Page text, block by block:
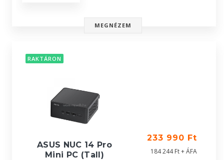
MEGNÉZEM
RAKTÁRON
ASUS NUC 14 Pro
Mini PC (Tall)
233 990 Ft
184 244 Ft + ÁFA